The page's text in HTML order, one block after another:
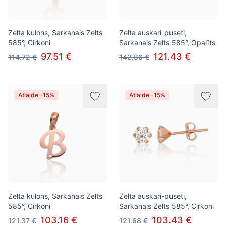
Zelta kulons, Sarkanais Zelts
585°, Cirkoni
114.72 € 97.51 €
Zelta auskari-puseti,
Sarkanais Zelts 585°, Opalīts
142.86 € 121.43 €
Atlaide -15%
Zelta kulons, Sarkanais Zelts
585°, Cirkoni
121.37 € 103.16 €
Atlaide -15%
Zelta auskari-puseti,
Sarkanais Zelts 585°, Cirkoni
121.68 € 103.43 €